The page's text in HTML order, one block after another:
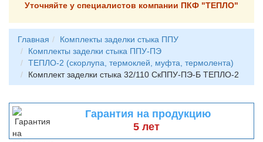
Уточняйте у специалистов компании ПКФ "ТЕПЛО"
Главная
Комплекты заделки стыка ППУ
Комплекты заделки стыка ППУ-ПЭ
ТЕПЛО-2 (скорлупа, термоклей, муфта, термолента)
Комплект заделки стыка 32/110 СкППУ-ПЭ-Б ТЕПЛО-2
Гарантия на продукцию
5 лет